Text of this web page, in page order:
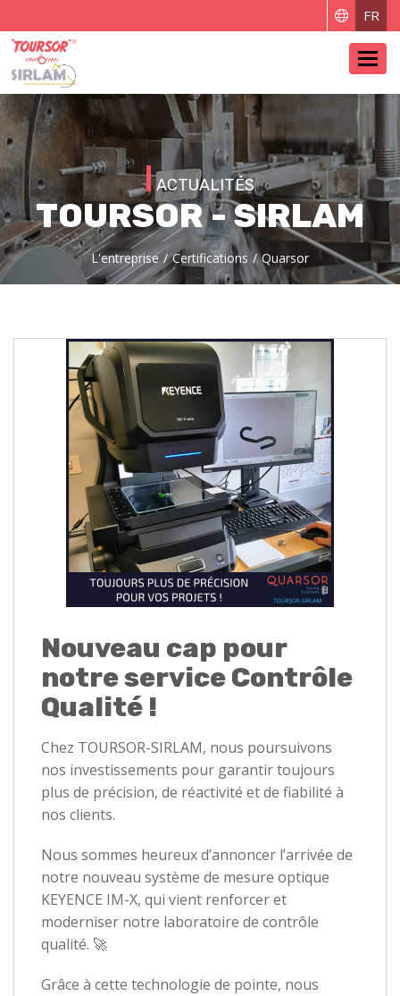
FR
ACTUALITÉS
TOURSOR - SIRLAM
L'entreprise Certifications Quarsor
Nouveau cap pour
notre service Contrôle
Qualité !
Chez TOURSOR-SIRLAM, nous poursuivons
nos investissements pour garantir toujours
plus de précision, de réactivité et de fiabilité à
nos clients.
Nous sommes heureux d’annoncer l’arrivée de
notre nouveau système de mesure optique
KEYENCE IM-X, qui vient renforcer et
moderniser notre laboratoire de contrôle
qualité. 🚀
Grâce à cette technologie de pointe, nous